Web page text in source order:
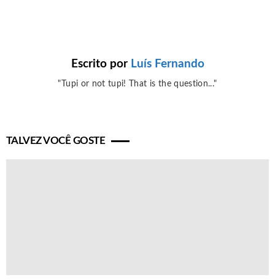
Escrito por Luís Fernando
"Tupi or not tupi! That is the question..."
TALVEZ VOCÊ GOSTE